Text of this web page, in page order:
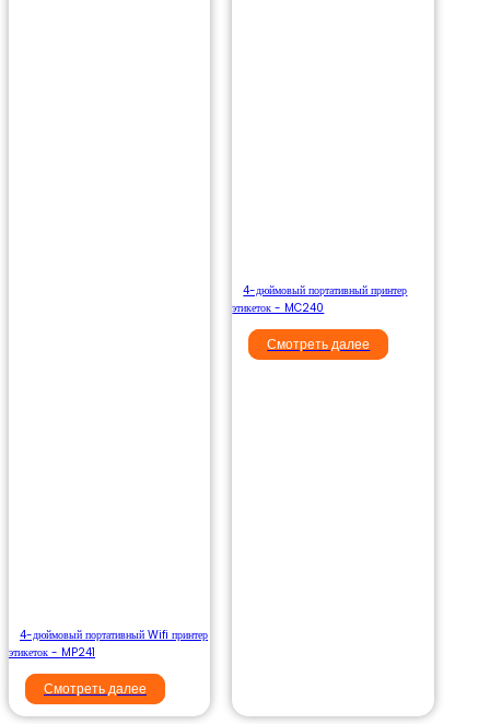
4-дюймовый портативный Wifi принтер
этикеток - MP241
Смотреть далее
4-дюймовый портативный принтер
этикеток - MC240
Смотреть далее